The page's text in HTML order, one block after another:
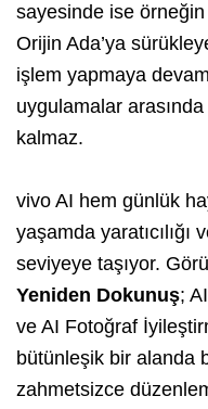
sayesinde ise
Orijin Ada’ya
işlem yapmaya
uygulamalar
kalmaz.
vivo AI hem günlük
yaşamda
seviyeye taşıyor.
Yeniden Dokunuş;
ve AI Fotoğraf
bütünleşik bir alanda
zahmetsizce